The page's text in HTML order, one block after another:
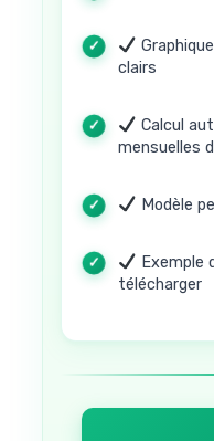
clairs
Calcul
mensuelles
Modèle
Exemple
télécharger